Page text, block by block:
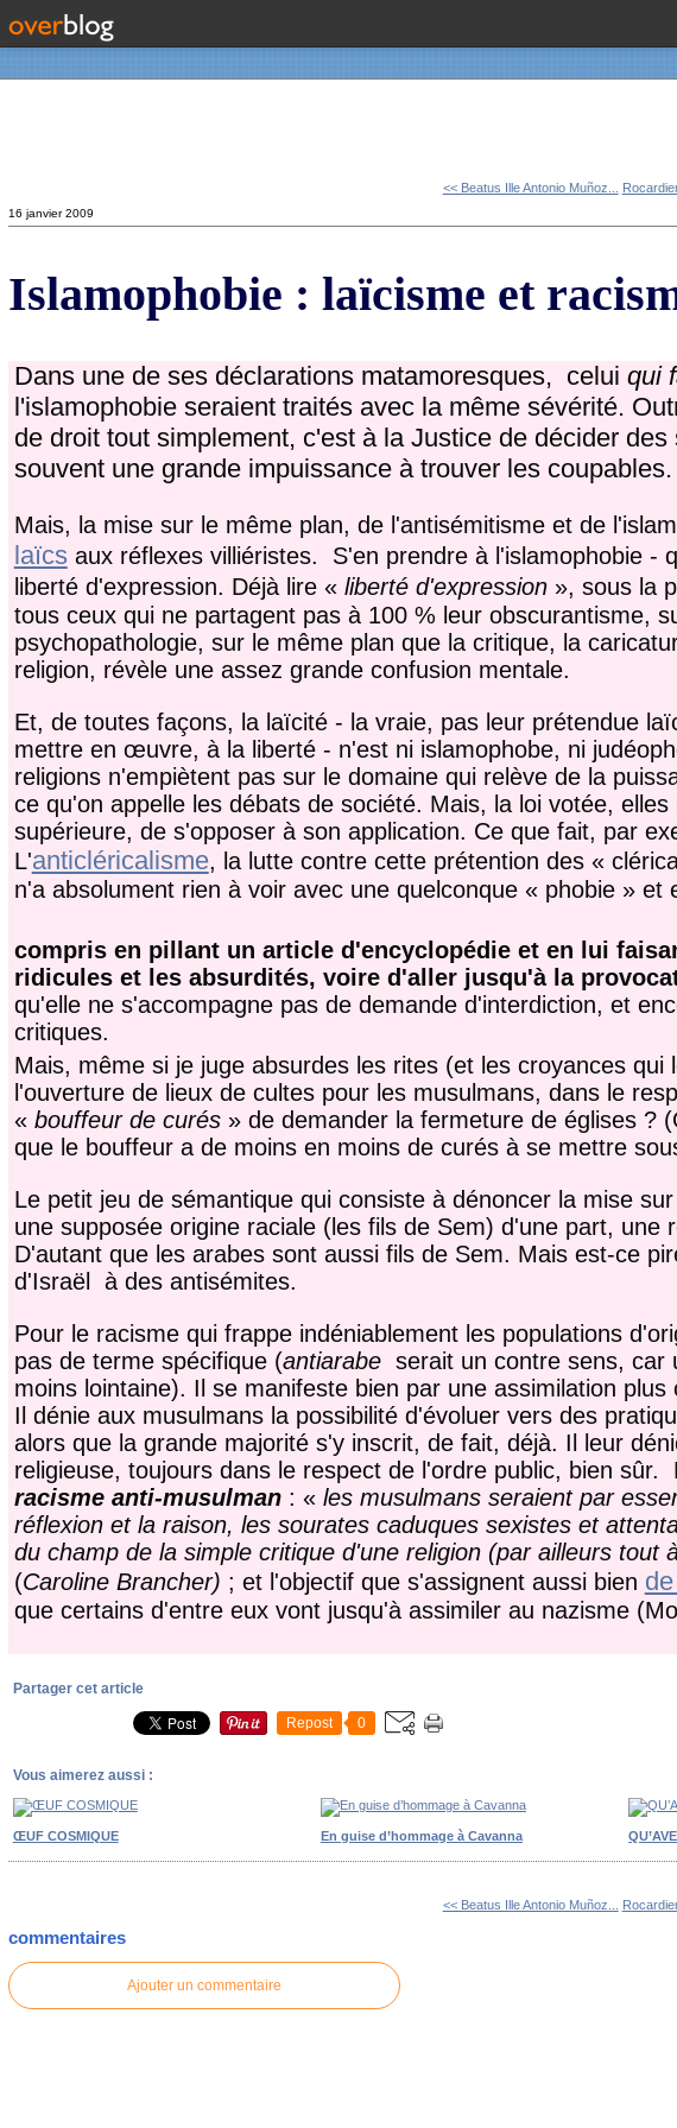
<< Beatus Ille Antonio Muñoz...
16 janvier 2009
Islamophobie : laïcisme et
Dans une de ses déclarations matamoresques, celui qui
l'islamophobie seraient traités avec la même sévérité.
de droit tout simplement, c'est à la Justice de décider
souvent une grande impuissance à trouver les coupables.
Mais, la mise sur le même plan, de l'antisémitisme et de
laïcsaux réflexes villiéristes. S'en prendre à l'islamophobie -
liberté d'expression. Déjà lire « liberté d'expression», sous la
tous ceux qui ne partagent pas à 100 % leur obscurantisme,
psychopathologie, sur le même plan que la critique, la
religion, révèle une assez grande confusion mentale.
Et, de toutes façons, la laïcité - la vraie, pas leur prétendue
mettre en œuvre, à la liberté - n'est ni islamophobe, ni
religions n'empiètent pas sur le domaine qui relève de la
ce qu'on appelle les débats de société. Mais, la loi votée,
supérieure, de s'opposer à son application. Ce que fait, par
L'anticléricalisme, la lutte contre cette prétention des «
n'a absolument rien à voir avec une quelconque « phobie » et
compris en pillant un article d'encyclopédie et en lui
ridicules et les absurdités, voire d'aller jusqu'à la
qu'elle ne s'accompagne pas de demande d'interdiction, et
critiques.
Mais, même si je juge absurdes les rites (et les croyances
l'ouverture de lieux de cultes pour les musulmans, dans le
« bouffeur de curés » de demander la fermeture de églises ?
que le bouffeur a de moins en moins de curés à se mettre
Le petit jeu de sémantique qui consiste à dénoncer la mise
une supposée origine raciale (les fils de Sem) d'une part,
D'autant que les arabes sont aussi fils de Sem. Mais est-ce
d'Israël à des antisémites.
Pour le racisme qui frappe indéniablement les populations
pas de terme spécifique (antiarabeserait un contre sens, car
moins lointaine). Il se manifeste bien par une assimilation
Il dénie aux musulmans la possibilité d'évoluer vers des
alors que la grande majorité s'y inscrit, de fait, déjà. Il leur
religieuse, toujours dans le respect de l'ordre public, bien sûr.
racisme anti-musulman: « les musulmans seraient par
réflexion et la raison, les sourates caduques sexistes et
du champ de la simple critique d'une religion (par ailleurs tout
(Caroline Brancher) ; et l'objectif que s'assignent aussi bien
que certains d'entre eux vont jusqu'à assimiler au nazisme
Partager cet article
Repost 0
Vous aimerez aussi :
ŒUF COSMIQUE En guise d’hommage à Cavanna
<< Beatus Ille Antonio Muñoz...
commentaires
Ajouter un commentaire